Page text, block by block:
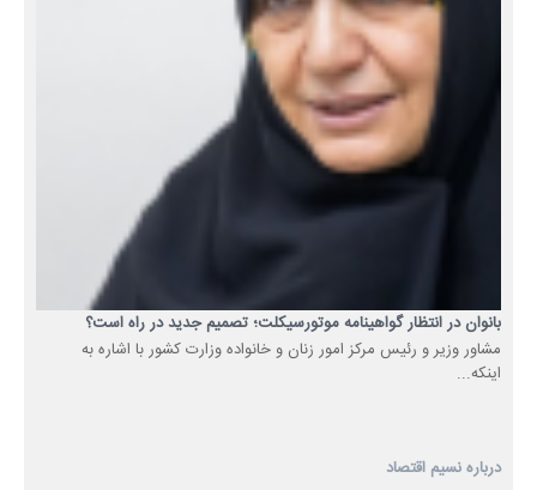
بانوان در انتظار گواهینامه موتورسیکلت؛ تصمیم جدید در راه است؟
مشاور وزیر و رئیس مرکز امور زنان و خانواده وزارت کشور با اشاره به
اینکه...
درباره نسیم اقتصاد